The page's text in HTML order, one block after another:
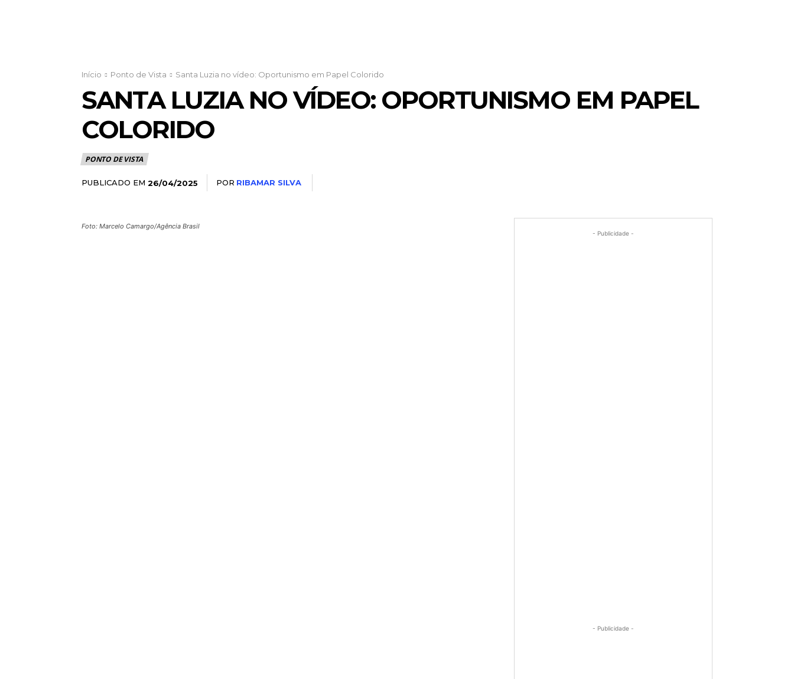
Início Ponto de Vista Santa Luzia no vídeo: Oportunismo em Papel Colorido
SANTA LUZIA NO VÍDEO: OPORTUNISMO EM PAPEL
COLORIDO
PONTO DE VISTA
PUBLICADO EM 26/04/2025 POR RIBAMAR SILVA
Foto: Marcelo Camargo/Agência Brasil
- Publicidade -
- Publicidade -